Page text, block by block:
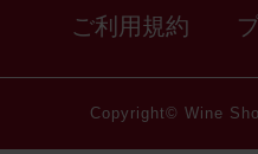
ご利用規約
Copyright© Wine